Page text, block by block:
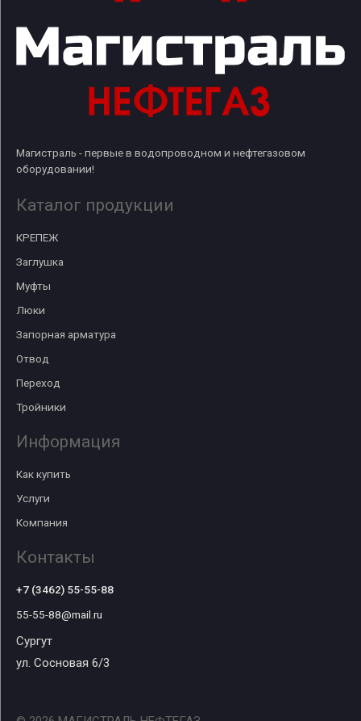
Магистраль - первые в водопроводном и нефтегазовом
оборудовании!
Каталог продукции
КРЕПЕЖ
Заглушка
Муфты
Люки
Запорная арматура
Отвод
Переход
Тройники
Информация
Как купить
Услуги
Компания
Контакты
+7 (3462) 55-55-88
55-55-88@mail.ru
Сургут
ул. Сосновая 6/3